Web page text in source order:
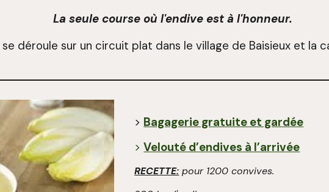
La seule course où l'endive est à l'honneur.
déroule sur un circuit plat dans le village de Baisieux et la
> Bagagerie gratuite et gardée
>Velouté d’endives à l’arrivée
RECETTE: pour 1200 convives.